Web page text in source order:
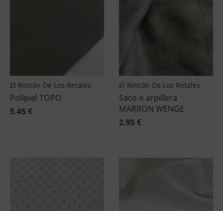
El Rincón De Los Retales
Polipiel TOPO
5.45 €
El Rincón De Los Retales
Saco o arpillera
MARRON WENGE
2.95 €